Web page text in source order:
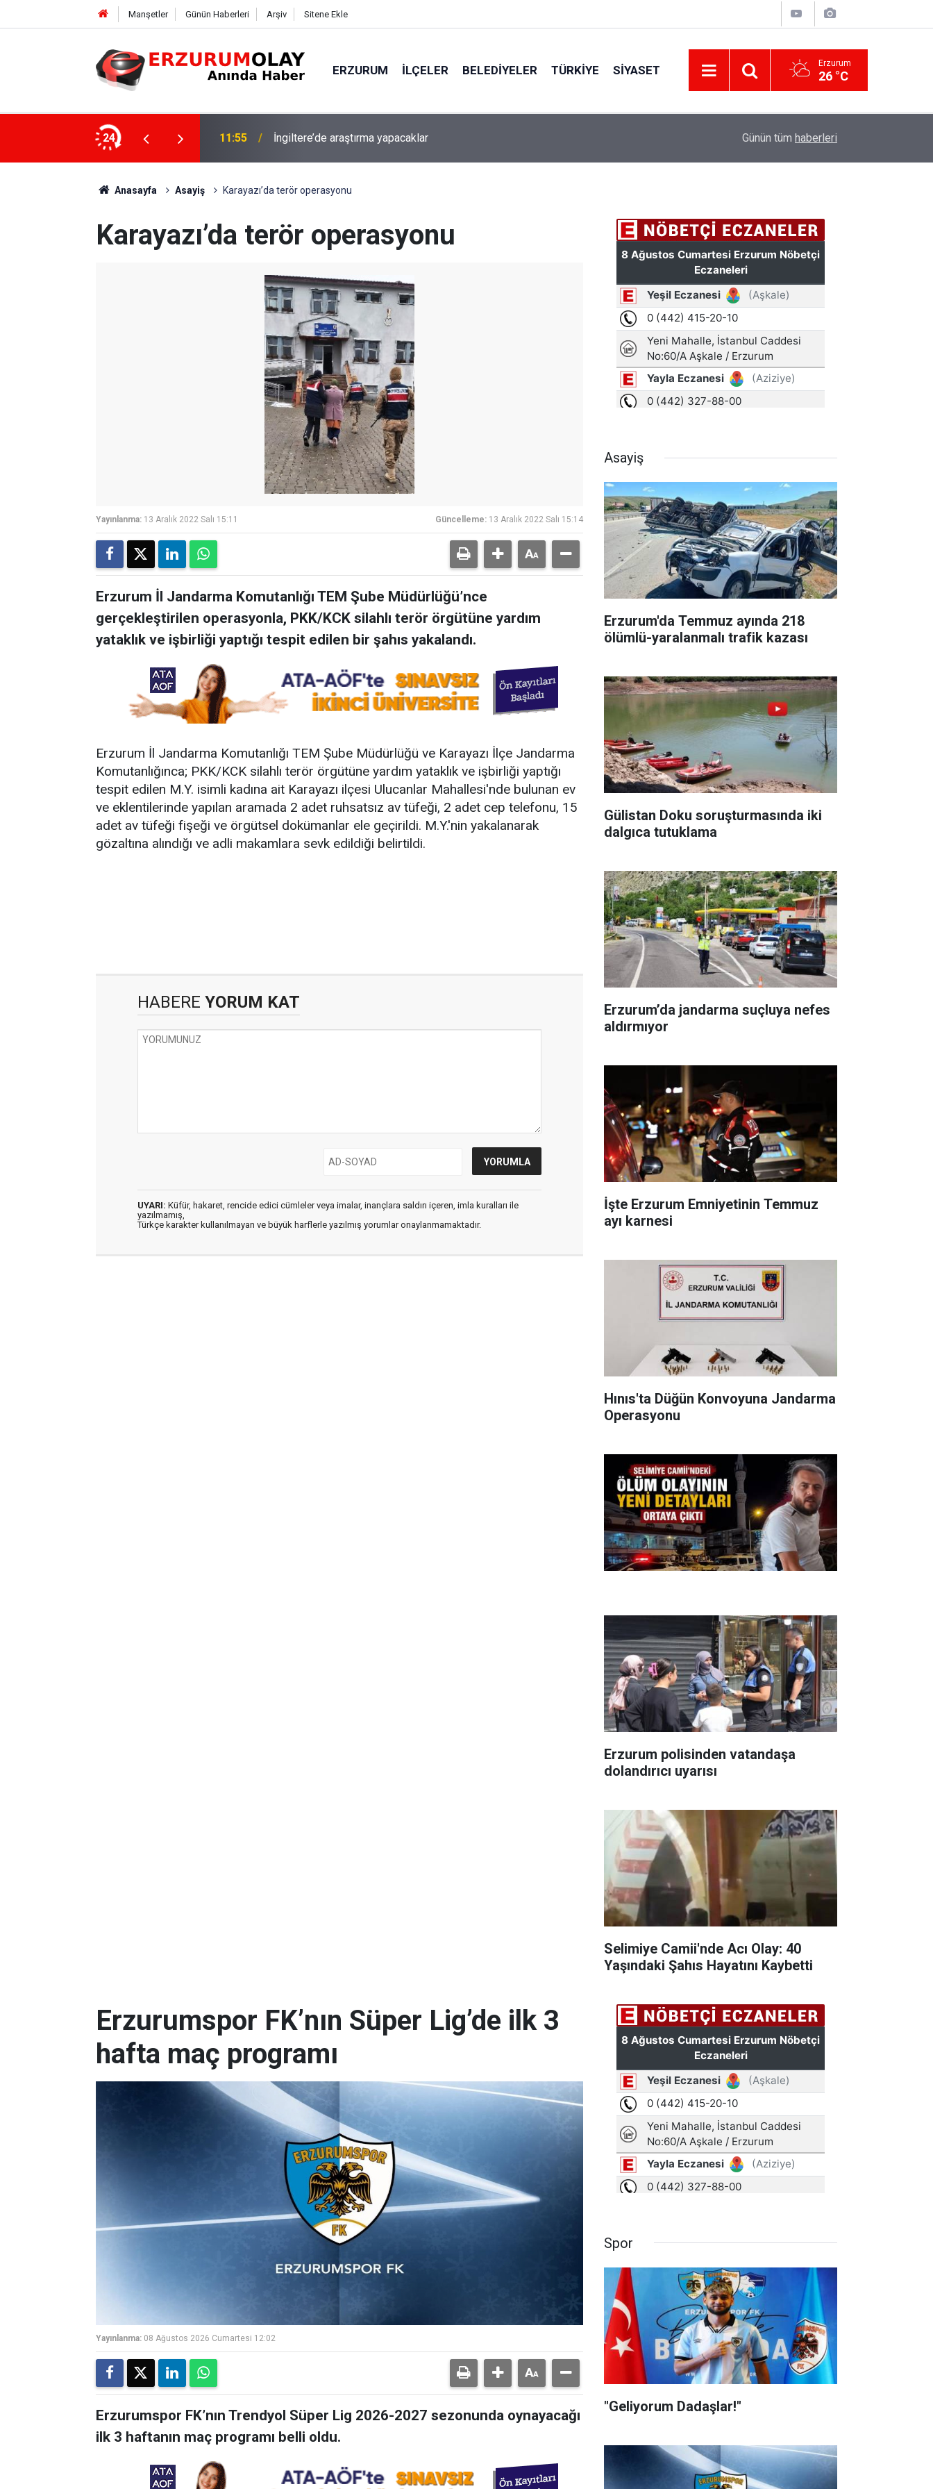
Manşetler Günün Haberleri Arşiv Sitene Ekle
ERZURUM İLÇELER BELEDIYELER TÜRKIYE SIYASET Erzurum
26 °C
24 11:52 Çay sohbeti iddiaya dönüştü Türkiye'de bir ilki yapıyor: Kilim üzerine
Günün tüm haberleri
Anasayfa Asayiş Karayazı’da terör operasyonu
Karayazı’da terör operasyonu
Yayınlanma: 13 Aralık 2022 Salı 15:11 Güncelleme: 13 Aralık 2022 Salı 15:14
Erzurum İl Jandarma Komutanlığı TEM Şube Müdürlüğü’nce
gerçekleştirilen operasyonla, PKK/KCK silahlı terör örgütüne yardım
yataklık ve işbirliği yaptığı tespit edilen bir şahıs yakalandı.
Erzurum İl Jandarma Komutanlığı TEM Şube Müdürlüğü ve Karayazı İlçe Jandarma
Komutanlığınca; PKK/KCK silahlı terör örgütüne yardım yataklık ve işbirliği yaptığı
tespit edilen M.Y. isimli kadına ait Karayazı ilçesi Ulucanlar Mahallesi'nde bulunan ev
ve eklentilerinde yapılan aramada 2 adet ruhsatsız av tüfeği, 2 adet cep telefonu, 15
adet av tüfeği fişeği ve örgütsel dokümanlar ele geçirildi. M.Y.'nin yakalanarak
gözaltına alındığı ve adli makamlara sevk edildiği belirtildi.
HABERE YORUM KAT
UYARI: Küfür, hakaret, rencide edici cümleler veya imalar, inançlara saldırı içeren, imla kuralları ile
yazılmamış,
Türkçe karakter kullanılmayan ve büyük harflerle yazılmış yorumlar onaylanmamaktadır.
Asayiş
Erzurum'da Temmuz ayında 218
ölümlü-yaralanmalı trafik kazası
Gülistan Doku soruşturmasında iki
dalgıca tutuklama
Erzurum’da jandarma suçluya nefes
aldırmıyor
İşte Erzurum Emniyetinin Temmuz
ayı karnesi
Hınıs'ta Düğün Konvoyuna Jandarma
Operasyonu
Erzurum polisinden vatandaşa
dolandırıcı uyarısı
Selimiye Camii'nde Acı Olay: 40
Yaşındaki Şahıs Hayatını Kaybetti
Erzurumspor FK’nın Süper Lig’de ilk 3
hafta maç programı
Yayınlanma: 08 Ağustos 2026 Cumartesi 12:02
Erzurumspor FK’nın Trendyol Süper Lig 2026-2027 sezonunda oynayacağı
ilk 3 haftanın maç programı belli oldu.
Spor
"Geliyorum Dadaşlar!"